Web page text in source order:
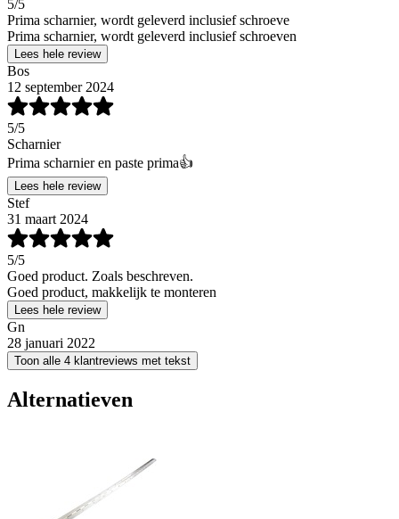
5/5
Prima scharnier, wordt geleverd inclusief schroeve
Prima scharnier, wordt geleverd inclusief schroeven
Lees hele review
Bos
12 september 2024
5/5
Scharnier
Prima scharnier en paste prima👍
Lees hele review
Stef
31 maart 2024
5/5
Goed product. Zoals beschreven.
Goed product, makkelijk te monteren
Lees hele review
Gn
28 januari 2022
Toon alle 4 klantreviews met tekst
Alternatieven